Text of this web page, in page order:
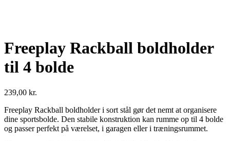
Freeplay Rackball boldholder
til 4 bolde
239,00 kr.
Freeplay Rackball boldholder i sort stål gør det nemt at organisere
dine sportsbolde. Den stabile konstruktion kan rumme op til 4 bolde
og passer perfekt på værelset, i garagen eller i træningsrummet.